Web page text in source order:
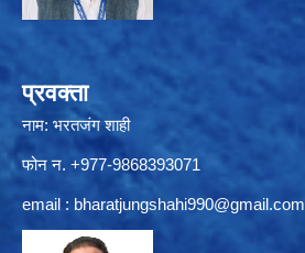
प्रवक्ता
नाम: भरतजंग शाही
फोन न. +977-9868393071
email : bharatjungshahi990@gmail.com